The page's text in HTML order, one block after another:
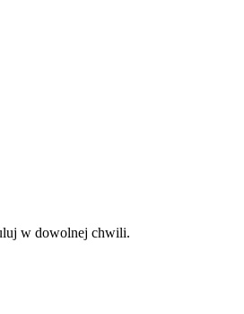
w dowolnej chwili.